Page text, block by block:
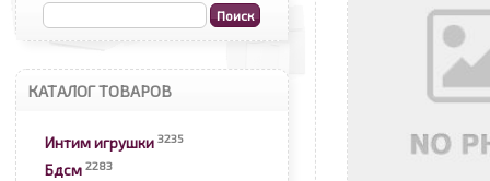
КАТАЛОГ ТОВАРОВ
Интим игрушки 3235
Бдсм 2283